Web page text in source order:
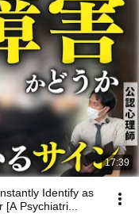
17:39
Identify as
Psychiatri...